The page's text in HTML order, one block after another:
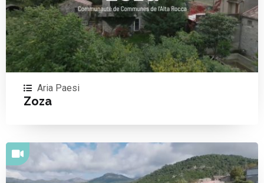
Aria Paesi
Zoza